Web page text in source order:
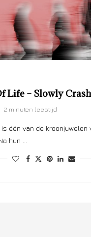
Life – Slowly
2 minuten leestijd
is één van de
hun …